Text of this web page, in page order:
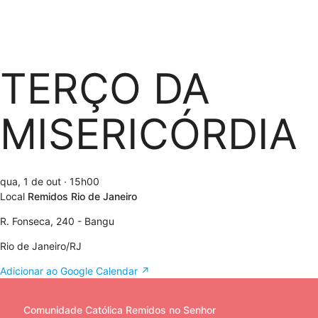
TERÇO DA
MISERICÓRDIA
qua, 1 de out · 15h00
Local Remidos Rio de Janeiro
R. Fonseca, 240 - Bangu
Rio de Janeiro/RJ
Adicionar ao Google Calendar ↗
Comunidade Católica Remidos no Senhor